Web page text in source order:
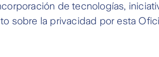
de tecnologías,
sobre la privacidad por esta